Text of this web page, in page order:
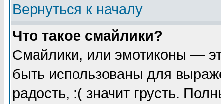
Вернуться к началу
Что такое смайлики?
Смайлики, или эмотиконы —
быть использованы для
радость, :( значит грусть.